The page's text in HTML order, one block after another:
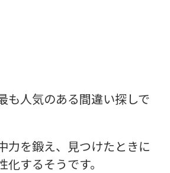
も人気のある間違い探しで
力を鍛え、見つけたときに
するそうです。